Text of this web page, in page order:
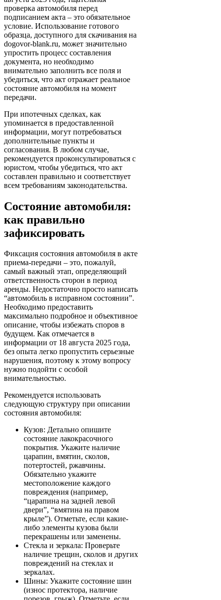
проверка автомобиля перед
подписанием акта – это обязательное
условие. Использование готового
образца, доступного для скачивания на
dogovor-blank.ru, может значительно
упростить процесс составления
документа, но необходимо
внимательно заполнить все поля и
убедиться, что акт отражает реальное
состояние автомобиля на момент
передачи.
При ипотечных сделках, как
упоминается в предоставленной
информации, могут потребоваться
дополнительные пункты и
согласования. В любом случае,
рекомендуется проконсультироваться с
юристом, чтобы убедиться, что акт
составлен правильно и соответствует
всем требованиям законодательства.
Состояние автомобиля:
как правильно
зафиксировать
Фиксация состояния автомобиля в акте
приема-передачи – это, пожалуй,
самый важный этап, определяющий
ответственность сторон в период
аренды. Недостаточно просто написать
“автомобиль в исправном состоянии”.
Необходимо предоставить
максимально подробное и объективное
описание, чтобы избежать споров в
будущем. Как отмечается в
информации от 18 августа 2025 года,
без опыта легко пропустить серьезные
нарушения, поэтому к этому вопросу
нужно подойти с особой
внимательностью.
Рекомендуется использовать
следующую структуру при описании
состояния автомобиля:
Кузов: Детально опишите
состояние лакокрасочного
покрытия. Укажите наличие
царапин, вмятин, сколов,
потертостей, ржавчины.
Обязательно укажите
местоположение каждого
повреждения (например,
“царапина на задней левой
двери”, “вмятина на правом
крыле”). Отметьте, если какие-
либо элементы кузова были
перекрашены или заменены.
Стекла и зеркала: Проверьте
наличие трещин, сколов и других
повреждений на стеклах и
зеркалах.
Шины: Укажите состояние шин
(износ протектора, наличие